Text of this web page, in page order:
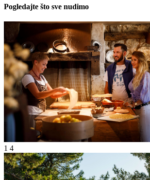
Pogledajte što sve nudimo
1 4